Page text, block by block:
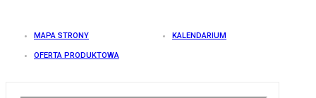
MAPA STRONY KALENDARIUM
OFERTA PRODUKTOWA